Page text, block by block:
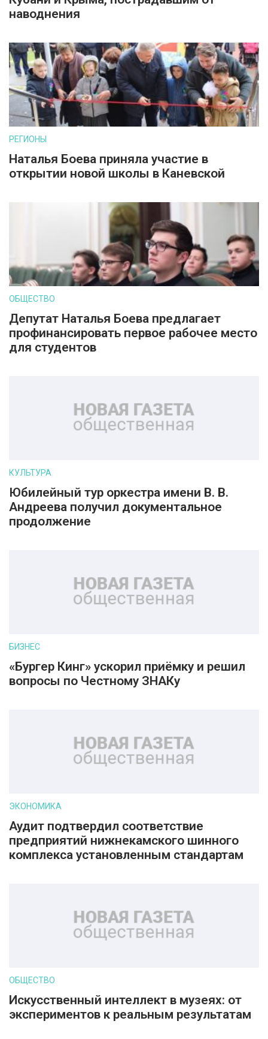
наводнения
РЕГИОНЫ
Наталья Боева приняла участие в
открытии новой школы в Каневской
ОБЩЕСТВО
Депутат Наталья Боева предлагает
профинансировать первое рабочее место
для студентов
КУЛЬТУРА
Юбилейный тур оркестра имени В. В.
Андреева получил документальное
продолжение
БИЗНЕС
«Бургер Кинг» ускорил приёмку и решил
вопросы по Честному ЗНАКу
ЭКОНОМИКА
Аудит подтвердил соответствие
предприятий нижнекамского шинного
комплекса установленным стандартам
ОБЩЕСТВО
Искусственный интеллект в музеях: от
экспериментов к реальным результатам